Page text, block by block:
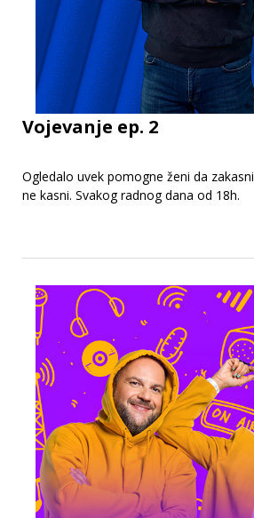
Vojevanje ep. 2
Ogledalo uvek pomogne ženi da
ne kasni. Svakog radnog dana od 18h.